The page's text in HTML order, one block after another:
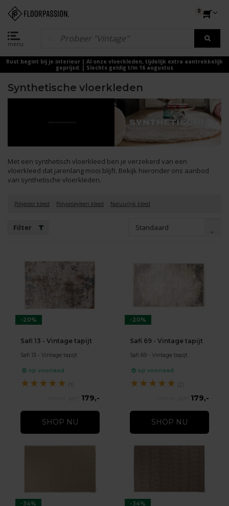
menu
0
Rust begint bij je interieur | Al onze vloerkleden, tijdelijk extra aantrekkelijk
geprijsd. | Slechts geldig t/m 16 augustus
Synthetische vloerkleden
Met een synthetisch vloerkleed ben je verzekerd van een
vloerkleed dat jarenlang mooi blijft. Bekijk hieronder ons aanbod
van synthetische vloerkleden.
Polyester kleed Polypropyleen kleed Natuurlijk kleed
Filter Standaard
-20%
Safi 13 - Vintage tapijt
Safi 13 - Vintage tapijt
op voorraad
★★★★★ (1)
179,-
SHOP NU
-20%
Safi 69 - Vintage tapijt
Safi 69 - Vintage tapijt
op voorraad
★★★★★ (2)
179,-
SHOP NU
-34% -34%